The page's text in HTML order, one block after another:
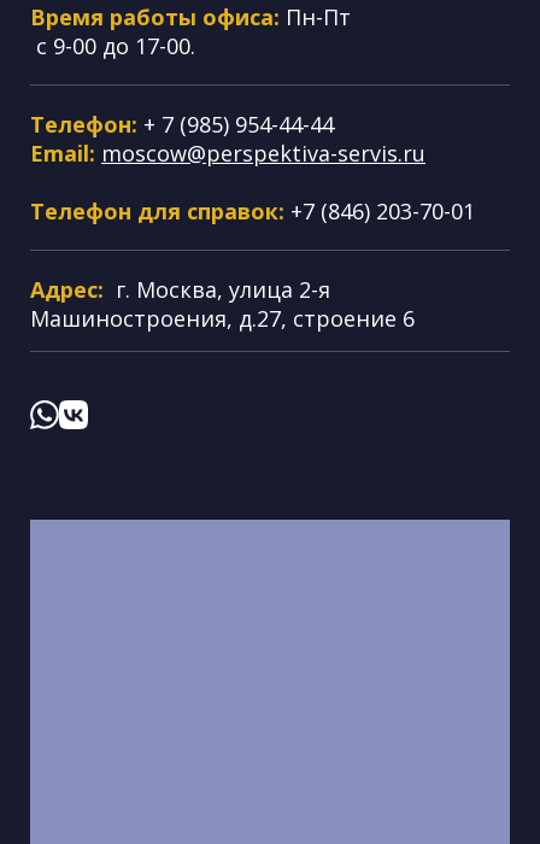
Время работы офиса: Пн-Пт
с 9-00 до 17-00.
Телефон: + 7 (985) 954-44-44
Email: moscow@perspektiva-servis.ru
Телефон для справок: +7 (846) 203-70-01
Адрес: г. Москва, улица 2-я
Машиностроения, д.27, строение 6